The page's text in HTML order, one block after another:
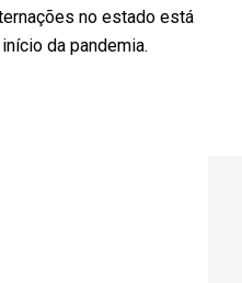
no estado está
da pandemia.